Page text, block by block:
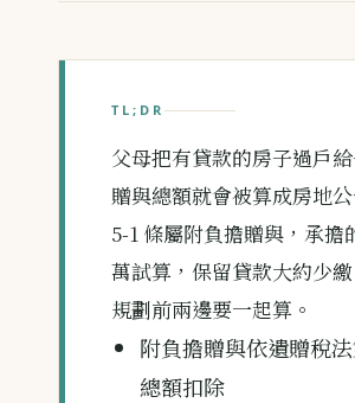
TL;DR
父母把有貸款的房子過戶
贈與總額就會被算成房地
5-1 條屬附負擔贈與，承
萬試算，保留貸款大約少
規劃前兩邊要一起算。
附負擔贈與依遺贈稅
總額扣除